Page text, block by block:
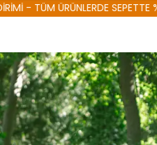
- TÜM ÜRÜNLERDE SEPETTE %30